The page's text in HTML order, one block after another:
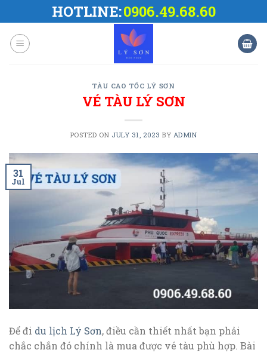
to
content
HOTLINE:0906.49.68.60
TÀU CAO TỐC LÝ SƠN
VÉ TÀU LÝ SƠN
POSTED ON JULY 31, 2023 BY ADMIN
31
Jul
Để đi du lịch Lý Sơn, điều cần thiết nhất bạn phải
chắc chắn đó chính là mua được vé tàu phù hợp. Bài